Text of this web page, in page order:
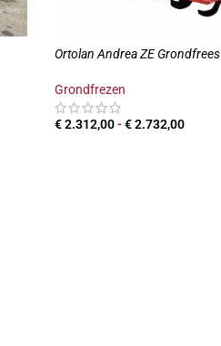
Ortolan Andrea ZE Grondfrees
Grondfrezen
€2.312,00-€2.732,00